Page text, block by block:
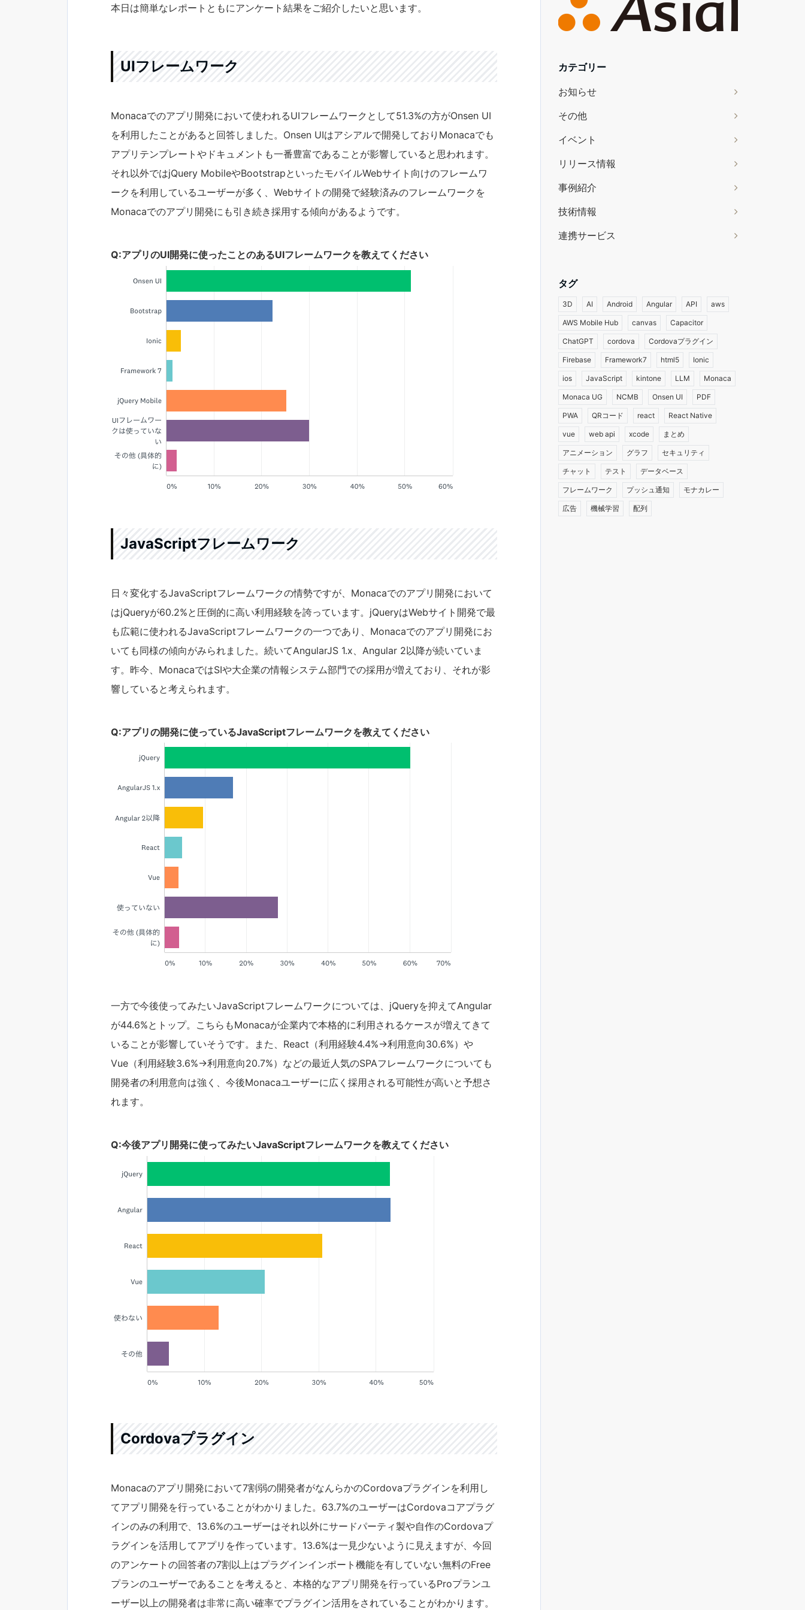
本日は簡単なレポートともにアンケート結果をご紹介したいと思います。
UIフレームワーク
Monacaでのアプリ開発において使われるUIフレームワークとして51.3%の方がOnsen UI
を利用したことがあると回答しました。Onsen UIはアシアルで開発しておりMonacaでも
アプリテンプレートやドキュメントも一番豊富であることが影響していると思われます。
それ以外ではjQuery MobileやBootstrapといったモバイルWebサイト向けのフレームワ
ークを利用しているユーザーが多く、Webサイトの開発で経験済みのフレームワークを
Monacaでのアプリ開発にも引き続き採用する傾向があるようです。
Q:アプリのUI開発に使ったことのあるUIフレームワークを教えてください
JavaScriptフレームワーク
日々変化するJavaScriptフレームワークの情勢ですが、Monacaでのアプリ開発において
はjQueryが60.2%と圧倒的に高い利用経験を誇っています。jQueryはWebサイト開発で最
も広範に使われるJavaScriptフレームワークの一つであり、Monacaでのアプリ開発にお
いても同様の傾向がみられました。続いてAngularJS 1.x、Angular 2以降が続いていま
す。昨今、MonacaではSIや大企業の情報システム部門での採用が増えており、それが影
響していると考えられます。
Q:アプリの開発に使っているJavaScriptフレームワークを教えてください
一方で今後使ってみたいJavaScriptフレームワークについては、jQueryを抑えてAngular
が44.6%とトップ。こちらもMonacaが企業内で本格的に利用されるケースが増えてきて
いることが影響していそうです。また、React（利用経験4.4%→利用意向30.6%）や
Vue（利用経験3.6%→利用意向20.7%）などの最近人気のSPAフレームワークについても
開発者の利用意向は強く、今後Monacaユーザーに広く採用される可能性が高いと予想さ
れます。
Q:今後アプリ開発に使ってみたいJavaScriptフレームワークを教えてください
Cordovaプラグイン
Monacaのアプリ開発において7割弱の開発者がなんらかのCordovaプラグインを利用し
てアプリ開発を行っていることがわかりました。63.7%のユーザーはCordovaコアプラグ
インのみの利用で、13.6%のユーザーはそれ以外にサードパーティ製や自作のCordovaプ
ラグインを活用してアプリを作っています。13.6%は一見少ないように見えますが、今回
のアンケートの回答者の7割以上はプラグインインポート機能を有していない無料のFree
プランのユーザーであることを考えると、本格的なアプリ開発を行っているProプランユ
ーザー以上の開発者は非常に高い確率でプラグイン活用をされていることがわかります。
カテゴリー
お知らせ
その他
イベント
リリース情報
事例紹介
技術情報
連携サービス
タグ
3D AI Android Angular API aws
AWS Mobile Hub canvas Capacitor
ChatGPT cordova Cordovaプラグイン
Firebase Framework7 html5 Ionic
ios JavaScript kintone LLM Monaca
Monaca UG NCMB Onsen UI PDF
PWA QRコード react React Native
vue web api xcode まとめ
アニメーション グラフ セキュリティ
チャット テスト データベース
フレームワーク プッシュ通知 モナカレー
広告 機械学習 配列